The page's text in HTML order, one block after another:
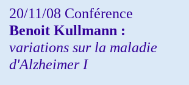
20/11/08 Conférence
Benoit Kullmann :
variations sur la maladie
d'Alzheimer I